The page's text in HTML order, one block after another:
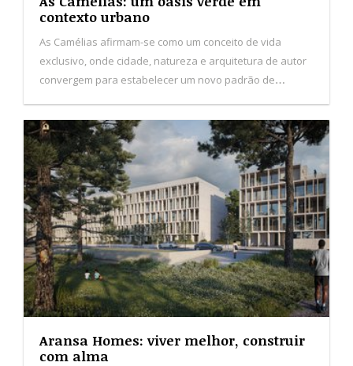
contexto urbano
As Camélias afirmam-se como um conceito de vida
exclusivo, onde cidade, natureza e arquitetura de autor
convergem para estabelecer um novo padrão de
Aransa Homes: viver melhor, construir
com alma